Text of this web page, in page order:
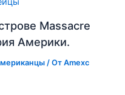
Massacre
Америки.
/ ОтAmexc